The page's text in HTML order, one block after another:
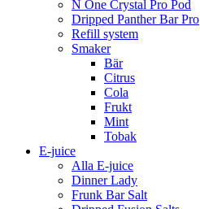
N One Crystal Pro Pod
Dripped Panther Bar Pro
Refill system
Smaker
Bär
Citrus
Cola
Frukt
Mint
Tobak
E-juice
Alla E-juice
Dinner Lady
Frunk Bar Salt